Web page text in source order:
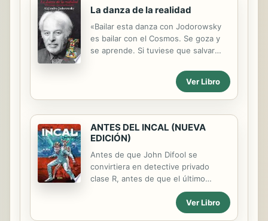
el destino del guerrero, la de las
misteriosas armas del Metabarón.
La danza de la realidad
«Bailar esta danza con Jodorowsky
es bailar con el Cosmos. Se goza y
se aprende. Si tuviese que salvar
la Literatura, éste sería uno de
ellos.» Fernando Sánchez Dragó
«Este libro es un ejercicio de
en el sentido de ;ficticia;, pues todos
los personajes, lugares y
sino en el hecho de que la historia
profunda de mi vida es un esfuerzo
constante para expandir la
imaginación y ampliar sus límites,
para aprehenderla en su potencial
Ver Libro
ANTES DEL INCAL (NUEVA
EDICIÓN)
Antes de que John Difool se
convirtiera en detective privado
clase R, antes de que el último
metabarón adoptara a Soluna, antes
de que Tanatah se convirtiera en
reina de Amok. Todo eso ocurrió
Ver Libro